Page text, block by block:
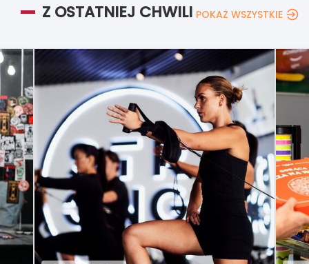
Z OSTATNIEJ CHWILI POKAŻ WSZYSTKIE